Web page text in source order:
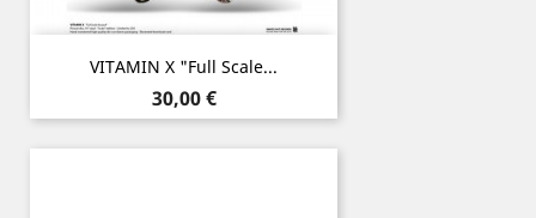
VITAMIN X "Full Scale...
Prix
30,00 €